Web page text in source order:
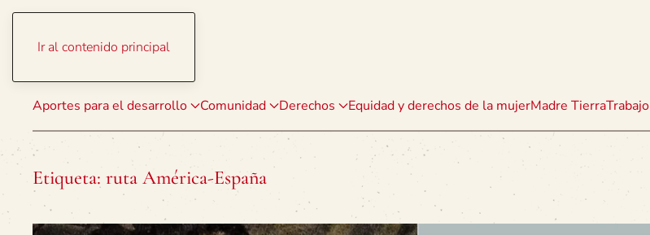
Ir al contenido principal
Aportes para el desarrollo Comunidad Derechos Equidad y derechos de la mujerMadre TierraTrabajo
Etiqueta: ruta América-España